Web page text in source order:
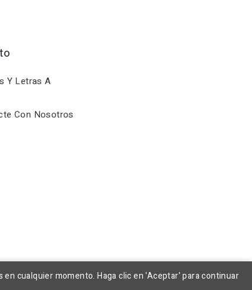
Y Letras A
Con Nosotros
cualquier momento. Haga clic en 'Aceptar' para continuar